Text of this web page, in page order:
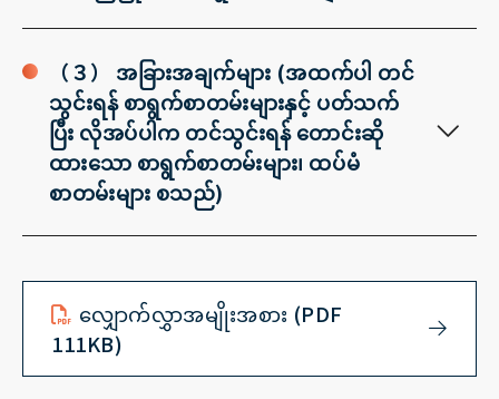
（３） အခြားအချက်များ (အထက်ပါ တင်
သွင်းရန် စာရွက်စာတမ်းများနှင့် ပတ်သက်
ပြီး လိုအပ်ပါက တင်သွင်းရန် တောင်းဆို
ထားသော စာရွက်စာတမ်းများ၊ ထပ်မံ
စာတမ်းများ စသည်)
လျှောက်လွှာအမျိုးအစား (PDF
111KB)